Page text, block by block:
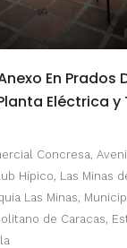
En Prados
Eléctrica y
Concresa,
Hípico, Las Minas
Las Minas,
de Caracas,